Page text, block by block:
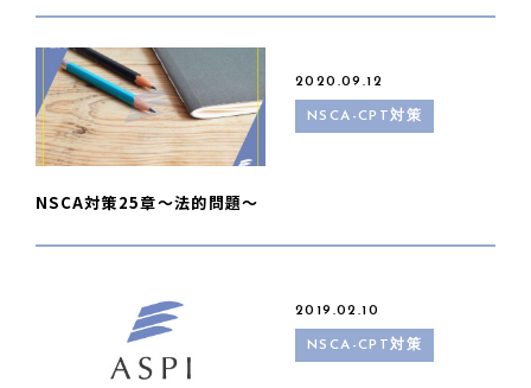
2020.09.12
NSCA-CPT対策
NSCA対策25章〜法的問題〜
2019.02.10
NSCA-CPT対策